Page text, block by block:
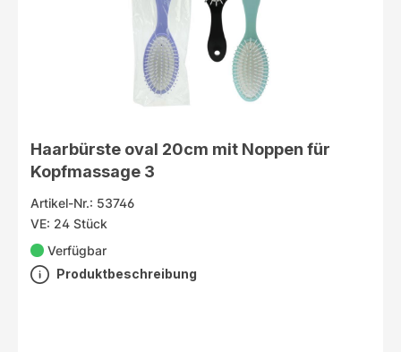
Haarbürste oval 20cm mit Noppen für
Kopfmassage 3
Artikel-Nr.: 53746
VE: 24 Stück
Verfügbar
Produktbeschreibung